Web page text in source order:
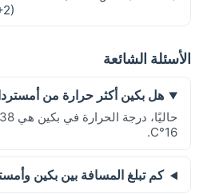
الأسئلة الشائعة
هل بكين أكثر حرارة من
16°C.
كم تبلغ المسافة بين بكين